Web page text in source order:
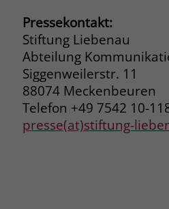
Pressekontakt:
Stiftung Liebenau
Abteilung
Siggenweilerstr. 11
88074 Meckenbeuren
Telefon +49 7542 10-
presse(at)stiftung-